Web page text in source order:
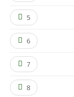
5
6
7
8